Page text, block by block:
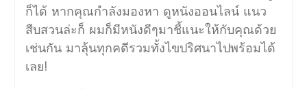
ก็ได้ หากคุณกำลังมองหา ดูหนังออนไลน์ แนว
สืบสวนล่ะก็ ผมก็มีหนังดีๆมาชี้แนะให้กับคุณด้วย
เช่นกัน มาลุ้นทุกคดีรวมทั้งไขปริศนาไปพร้อมได้
เลย!